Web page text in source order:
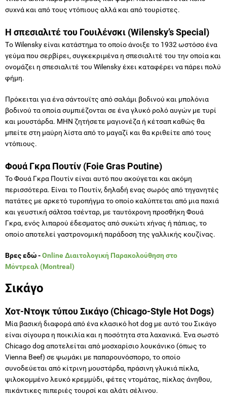
συχνά και από τους ντόπιους αλλά και από τουρίστες.
Η σπεσιαλιτέ του Γουιλένσκι (Wilensky’s Special)
Tο Wilensky είναι κατάστημα το οποίο άνοιξε το 1932 ωστόσο ένα
γεύμα που σερβίρει, συγκεκριμένα η σπεσιαλιτέ του την οποία και
ονομάζει η σπεσιαλιτέ του Wilensky έχει καταφέρει να πάρει πολύ
φήμη.
Πρόκειται για ένα σάντουϊτς από σαλάμι βοδινού και μπολόνια
βοδινού τα οποία συμπιέζονται σε ένα γλυκό ρολό αυγών με τυρί
και μουστάρδα. ΜΗΝ ζητήσετε μαγιονέζα ή κέτσαπ καθώς θα
μπείτε στη μαύρη λίστα από το μαγαζί και θα κριθείτε από τους
ντόπιους.
Φουά Γκρα Πουτίν (Foie Gras Poutine)
Το Φουά Γκρα Πουτίν είναι αυτό που ακούγεται και ακόμη
περισσότερα. Είναι το Πουτίν, δηλαδή ενας σωρός από τηγανητές
πατάτες με αρκετό τυροπήγμα το οποίο καλύπτεται από μια παχιά
και γευστική σάλτσα τσένταρ, με ταυτόχρονη προσθήκη Φουά
Γκρα, ενός λιπαρού έδεσματος από συκώτι χήνας ή πάπιας, το
οποίο αποτελεί γαστρονομική παράδοση της γαλλικής κουζίνας.
Βρες εδώ -Online Διαιτολογική Παρακολούθηση στο
Μόντρεαλ (Montreal)
Σικάγο
Χοτ-Ντογκ τύπου Σικάγο (Chicago-Style Hot Dogs)
Μία βασική διαφορά από ένα κλασικό hot dog με αυτό του Σικάγο
είναι σίγουρα η ποικιλία και η ποσότητα στα λαχανικά. Ένα σωστό
Chicago dog αποτελείται από μοσχαρίσιο λουκάνικο (όπως το
Vienna Beef) σε ψωμάκι με παπαρουνόσπορο, το οποίο
συνοδεύεται από κίτρινη μουστάρδα, πράσινη γλυκιά πίκλα,
ψιλοκομμένο λευκό κρεμμύδι, φέτες ντομάτας, πίκλας άνηθου,
πικάντικες πιπεριές τουρσί και αλάτι σέλινου.